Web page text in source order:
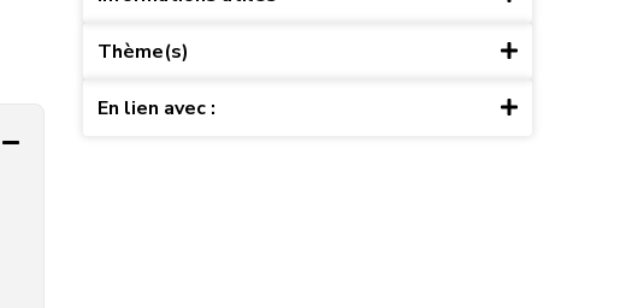
Thème(s)
En lien avec :